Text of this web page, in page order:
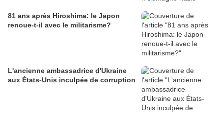
81 ans après Hiroshima: le Japon
renoue-t-il avec le militarisme?
L'ancienne ambassadrice d'Ukraine
aux États-Unis inculpée de corruption